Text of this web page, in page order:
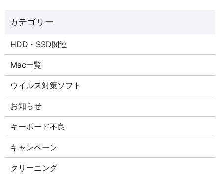
HDD・SSD関連
Mac一覧
ウイルス対策ソフト
お知らせ
キーボード不良
キャンペーン
クリーニング